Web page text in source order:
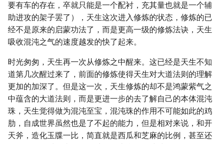
要有车的存在，卒就只能是一个配衬，充其量也就是一个辅
助进攻的架子罢了），天生这次进入修炼的状态，修炼的已
经不是原来的启蒙功法了，而是更高一级的修炼法诀，天生
吸收混沌之气的速度越发的快了起来。
时光匆匆，天生再一次从修炼之中醒来。这已经是天生不知
道第几次醒过来了，前面的修炼使得天生对大道法则的理解
更加的加深了。但是这一次，天生修炼的却不是鸿蒙紫气之
中蕴含的大道法则，而是更进一步的去了解自己的本体混沌
珠，天生觉得做为混沌至宝，混沌珠的作用不可能如此的鸡
肋，自成世界虽然也是了不起的能力，但是相对来说，和开
天斧，造化玉牒一比，简直就是西瓜和芝麻的比例，甚至还